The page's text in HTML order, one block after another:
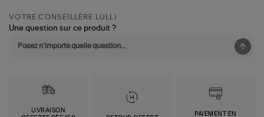
VOTRE CONSEILLÈRE LULLI
Une question sur ce produit ?
LIVRAISON
PAIEMENT EN